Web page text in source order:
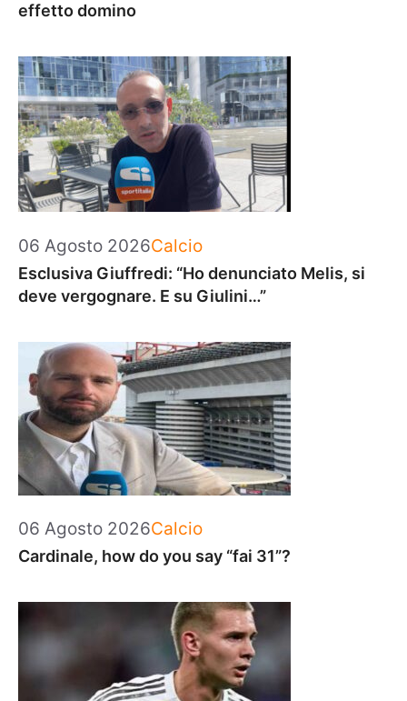
effetto domino
06 Agosto 2026Categorie
Calcio
Esclusiva Giuffredi: “Ho denunciato Melis, si
deve vergognare. E su Giulini…”
06 Agosto 2026Categorie
Calcio
Cardinale, how do you say “fai 31”?